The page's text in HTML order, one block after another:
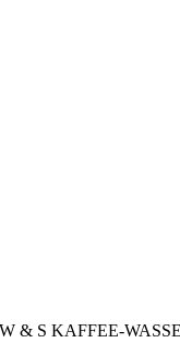
W & S KAFFEE-